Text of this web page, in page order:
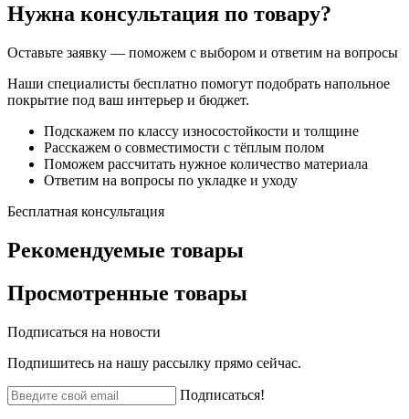
Нужна консультация по товару?
Оставьте заявку — поможем с выбором и ответим на вопросы
Наши специалисты бесплатно помогут подобрать напольное
покрытие под ваш интерьер и бюджет.
Подскажем по классу износостойкости и толщине
Расскажем о совместимости с тёплым полом
Поможем рассчитать нужное количество материала
Ответим на вопросы по укладке и уходу
Бесплатная консультация
Рекомендуемые товары
Просмотренные товары
Подписаться на новости
Подпишитесь на нашу рассылку прямо сейчас.
Подписаться!